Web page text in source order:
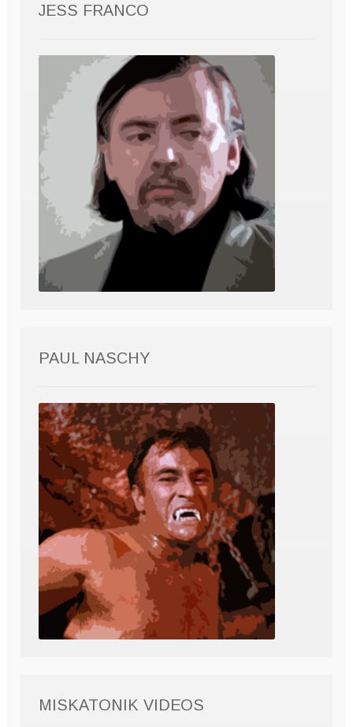
JESS FRANCO
PAUL NASCHY
MISKATONIK VIDEOS